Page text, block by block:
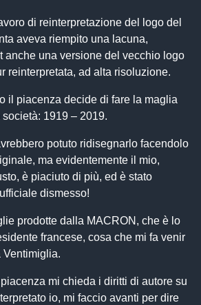
di reinterpretazione del logo del
aveva riempito una lacuna,
anche una versione del vecchio logo
reinterpretata, ad alta risoluzione.
il piacenza decide di fare la maglia
1919 – 2019.
potuto ridisegnarlo facendolo
ma evidentemente il mio,
è piaciuto di più, ed è stato
dismesso!
prodotte dalla MACRON, che è lo
francese, cosa che mi fa venir
Ventimiglia.
mi chieda i diritti di autore su
io, mi faccio avanti per dire